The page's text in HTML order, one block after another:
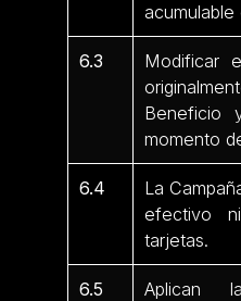
6.3
Modificar
Beneficio
momento
6.4
La
efectivo
tarjetas.
6.5
Aplican